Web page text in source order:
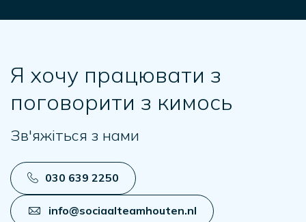
Я хочу працювати з
поговорити з кимось
Зв'яжіться з нами
030 639 2250
info@sociaalteamhouten.nl